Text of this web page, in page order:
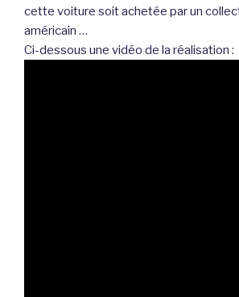
cette voiture soit achetée par un
américain …
Ci-dessous une vidéo de la réalisation :